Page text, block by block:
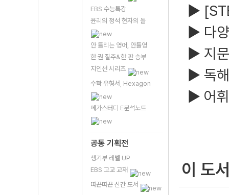
EBS 수능특강
윤리의 정석 현자의 돌
안 틀리는 영어, 안틀영
한 권 질주&한 판 승부
지인선 시리즈
수학 유형서, Hexagon
메가스터디 E분석노트
공통 기획전
생기부 레벨 UP
EBS 고교 교재
따끈따끈 신간 도서
▶
▶ 다
▶ 지
▶ 독
▶ 어
이 도